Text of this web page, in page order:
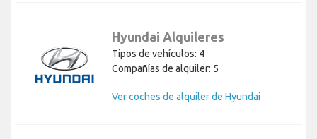
Hyundai Alquileres
Tipos de vehículos: 4
Compañías de alquiler: 5
Ver coches de alquiler de Hyundai